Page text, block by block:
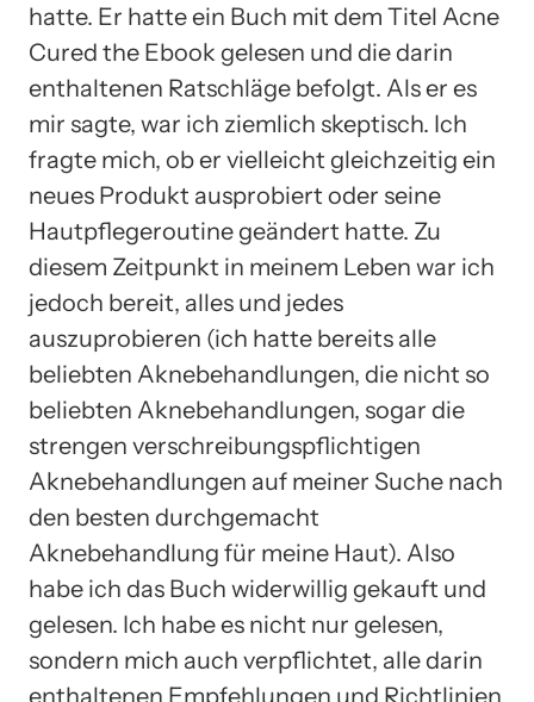
hatte. Er hatte ein Buch mit dem Titel Acne
Cured the Ebook gelesen und die darin
enthaltenen Ratschläge befolgt. Als er es
mir sagte, war ich ziemlich skeptisch. Ich
fragte mich, ob er vielleicht gleichzeitig ein
neues Produkt ausprobiert oder seine
Hautpflegeroutine geändert hatte. Zu
diesem Zeitpunkt in meinem Leben war ich
jedoch bereit, alles und jedes
auszuprobieren (ich hatte bereits alle
beliebten Aknebehandlungen, die nicht so
beliebten Aknebehandlungen, sogar die
strengen verschreibungspflichtigen
Aknebehandlungen auf meiner Suche nach
den besten durchgemacht
Aknebehandlung für meine Haut). Also
habe ich das Buch widerwillig gekauft und
gelesen. Ich habe es nicht nur gelesen,
sondern mich auch verpflichtet, alle darin
enthaltenen Empfehlungen und Richtlinien